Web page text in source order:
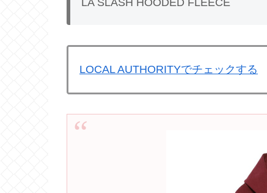
LOCAL AUTHORITYでチェックする